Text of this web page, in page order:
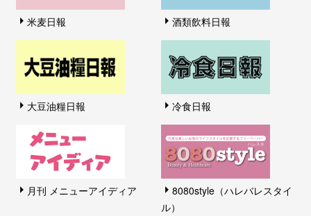
米麦日報 酒類飲料日報
大豆油糧日報 冷食日報
月刊 メニューアイディア
8080style（ハレバレスタイ
ル）